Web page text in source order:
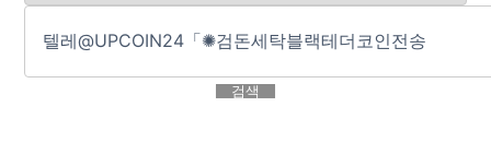
검색